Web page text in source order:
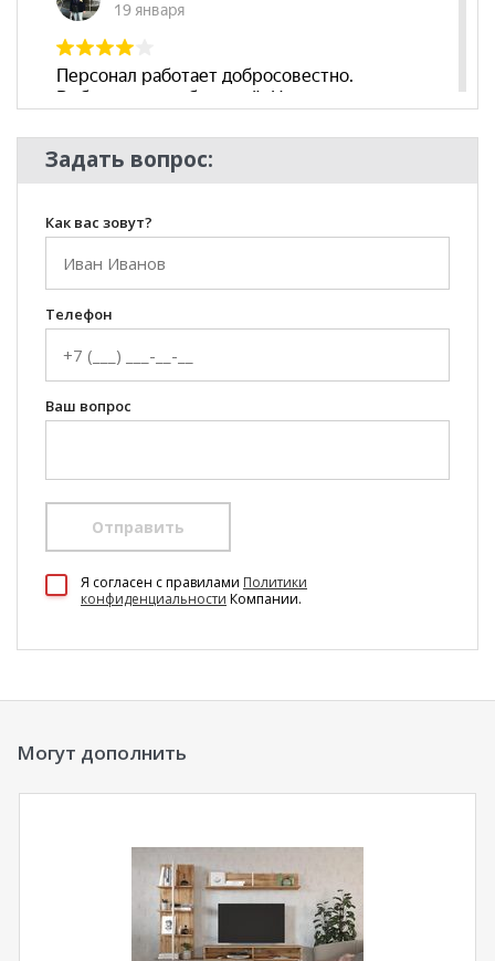
Комната
Задать вопрос:
Как вас зовут?
Телефон
Ваш вопрос
Отправить
Я согласен c правилами Политики
конфиденциальности Компании.
Могут дополнить